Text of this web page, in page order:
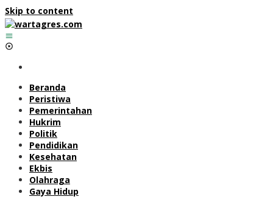
Skip to content
Beranda
Peristiwa
Pemerintahan
Hukrim
Politik
Pendidikan
Kesehatan
Ekbis
Olahraga
Gaya Hidup